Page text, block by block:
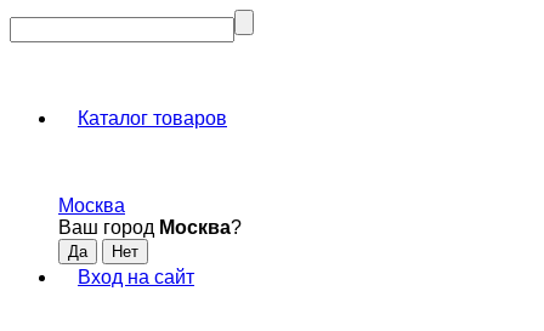
Каталог товаров
Москва
Ваш город Москва?
Вход на сайт